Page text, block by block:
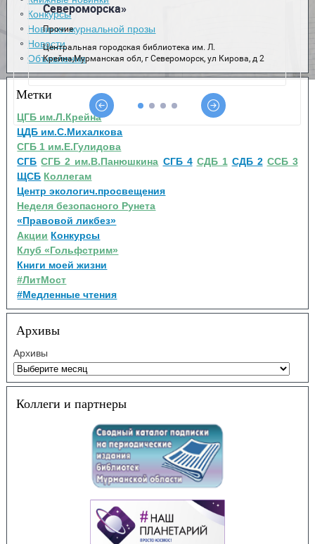
Конкурсы
Новинки журнальной прозы
Новости
Объявления
Метки
ЦГБ им.Л.Крейна
ЦДБ им.С.Михалкова
СГБ 1 им.Е.Гулидова
СГБ СГБ 2 им.В.Панюшкина СГБ 4 СДБ 1 СДБ 2 ССБ 3
ЩСБ Коллегам
Центр экологич.просвещения
Неделя безопасного Рунета
«Правовой ликбез»
Акции Конкурсы
Клуб «Гольфстрим»
Книги моей жизни
#ЛитМост
#Медленные чтения
Архивы
Архивы
Коллеги и партнеры